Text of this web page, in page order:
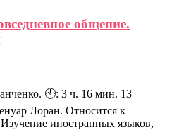
общение.
🕙: 3 ч. 16 мин. 13
Лоран. Относится к
иностранных языков,